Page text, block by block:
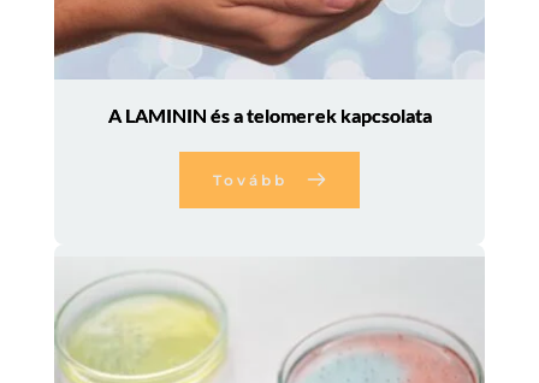
A LAMININ és a telomerek kapcsolata
Tovább